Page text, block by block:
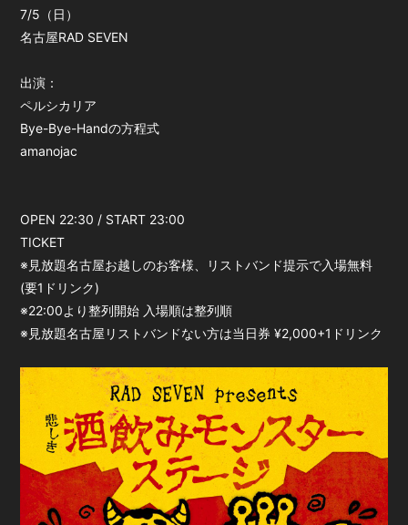
7/5（日）
名古屋RAD SEVEN
出演：
ペルシカリア
Bye-Bye-Handの方程式
amanojac
OPEN 22:30 / START 23:00
TICKET
※見放題名古屋お越しのお客様、リストバンド提示で入場無料
(要1ドリンク)
※22:00より整列開始 入場順は整列順
※見放題名古屋リストバンドない方は当日券 ¥2,000+1ドリンク